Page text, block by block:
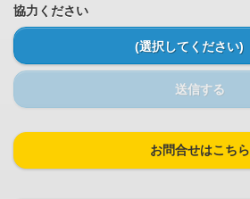
協力ください
(選択してください)
送信する
お問合せはこちら